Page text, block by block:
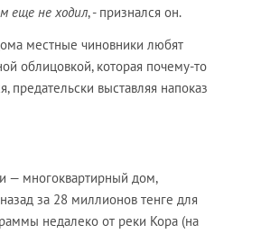
еще не ходил, - признался он.
местные чиновники любят
облицовкой, которая почему-то
предательски выставляя напоказ
— многоквартирный дом,
за 28 миллионов тенге для
недалеко от реки Кора (на